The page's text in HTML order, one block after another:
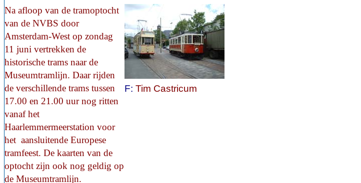
Na afloop van de tramoptocht
van de NVBS door
Amsterdam-West op zondag
11 juni vertrekken de
historische trams naar de
Museumtramlijn. Daar rijden
de verschillende trams tussen
17.00 en 21.00 uurnog ritten
vanaf het
Haarlemmermeerstation voor
het aansluitende Europese
tramfeest. De kaarten van de
optocht zijn ook nog geldig op
de Museumtramlijn.
F: Tim Castricum